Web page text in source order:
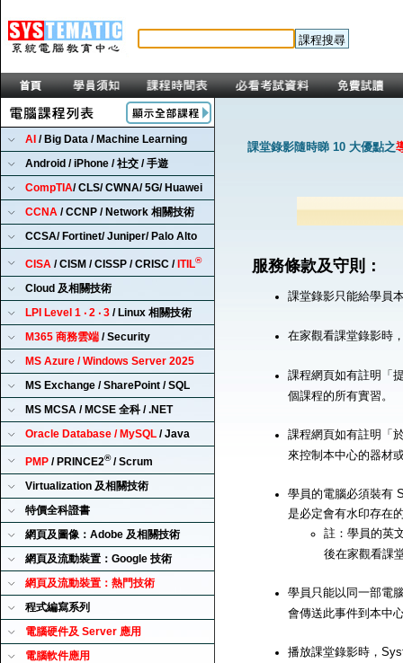
AI / Big Data / Machine Learning
Android / iPhone / 社交 / 手遊
CompTIA/ CLS/ CWNA/ 5G/ Huawei
CCNA / CCNP / Network 相關技術
CCSA/ Fortinet/ Juniper/ Palo Alto
CISA / CISM / CISSP / CRISC / ITIL®
Cloud 及相關技術
LPI Level 1 ‧ 2 ‧ 3 / Linux 相關技術
M365 商務雲端 / Security
MS Azure / Windows Server 2025
MS Exchange / SharePoint / SQL
MS MCSA / MCSE 全科 / .NET
Oracle Database / MySQL / Java
PMP / PRINCE2®/ Scrum
Virtualization 及相關技術
特價全科證書
網頁及圖像：Adobe 及相關技術
網頁及流動裝置：Google 技術
網頁及流動裝置：熱門技術
程式編寫系列
電腦硬件及 Server 應用
電腦軟件應用
課堂錄影隨時睇 10 大優點之
服務條款及守則：
課堂錄影只能給學員
在家觀看課堂錄影時
課程網頁如有註明「
個課程的所有實習。
課程網頁如有註明「
來控制本中心的器材
學員的電腦必須裝有
是必定會有水印存在
註：學員的英
後在家觀看課
學員只能以同一部電
會傳送此事件到本中
播放課堂錄影時，